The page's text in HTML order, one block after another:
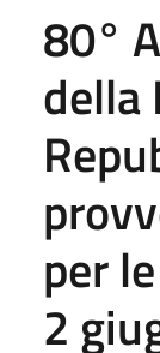
80°
della
per
2